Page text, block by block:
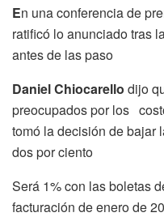
En una conferencia de
ratificó lo anunciado tras
antes de las paso
Daniel Chiocarello dijo
preocupados por los
tomó la decisión de bajar
dos por ciento
Será 1% con las boletas
facturación de enero de